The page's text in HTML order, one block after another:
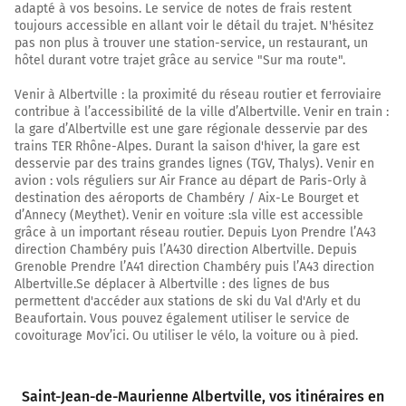
A430
ALBERTVILLE
TARENTAISE
VAL D'ARLY
Payer 7,80 € (Péage Ste Helene Barriere)
A430
N90
Sortir et rejoindre la voie. Continuer sur 200 mètres
ALBERTVILLE-CENTRE
ANNECY
UGINE
BEAUFORTAIN
59 km
adapté à vos besoins. Le service de notes de frais restent
toujours accessible en allant voir le détail du trajet. N'hésitez
pas non plus à trouver une station-service, un restaurant, un
hôtel durant votre trajet grâce au service "Sur ma route".
Venir à Albertville : la proximité du réseau routier et ferroviaire
contribue à l’accessibilité de la ville d’Albertville. Venir en train :
la gare d’Albertville est une gare régionale desservie par des
trains TER Rhône-Alpes. Durant la saison d'hiver, la gare est
desservie par des trains grandes lignes (TGV, Thalys). Venir en
avion : vols réguliers sur Air France au départ de Paris-Orly à
destination des aéroports de Chambéry / Aix-Le Bourget et
d’Annecy (Meythet). Venir en voiture :sla ville est accessible
grâce à un important réseau routier. Depuis Lyon Prendre l’A43
direction Chambéry puis l’A430 direction Albertville. Depuis
Grenoble Prendre l’A41 direction Chambéry puis l’A43 direction
Albertville.Se déplacer à Albertville : des lignes de bus
permettent d'accéder aux stations de ski du Val d'Arly et du
Beaufortain. Vous pouvez également utiliser le service de
covoiturage Mov’ici. Ou utiliser le vélo, la voiture ou à pied.
Saint-Jean-de-Maurienne Albertville, vos itinéraires en